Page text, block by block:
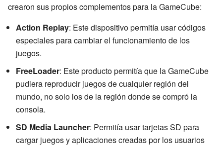
crearon sus propios complementos para la GameCube:
Action Replay: Este dispositivo permitía usar códigos
especiales para cambiar el funcionamiento de los
juegos.
FreeLoader: Este producto permitía que la GameCube
pudiera reproducir juegos de cualquier región del
mundo, no solo los de la región donde se compró la
consola.
SD Media Launcher: Permitía usar tarjetas SD para
cargar juegos y aplicaciones creadas por los usuarios